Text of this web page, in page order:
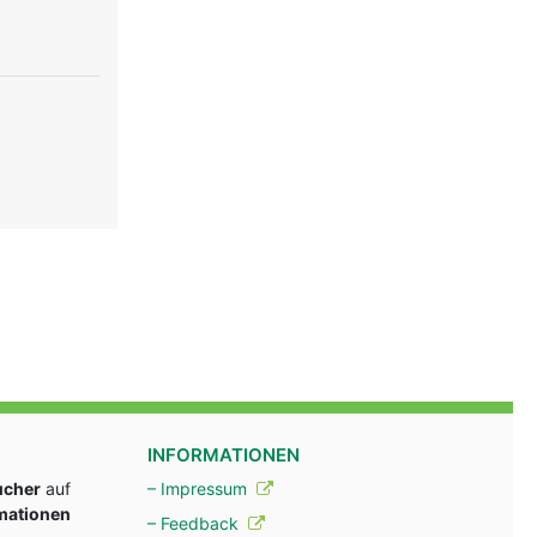
auf
INFORMATIONEN
– Impressum
– Feedback